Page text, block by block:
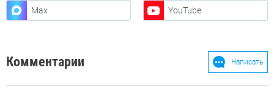
Max YouTube
Комментарии Написать